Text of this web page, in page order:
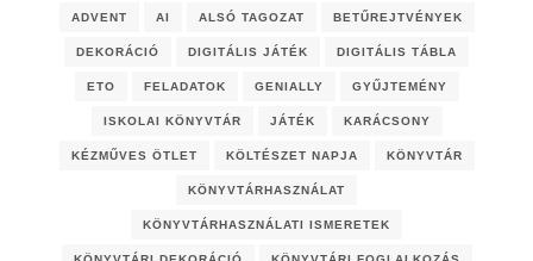
ADVENT AI ALSÓ TAGOZAT BETŰREJTVÉNYEK
DEKORÁCIÓ DIGITÁLIS JÁTÉK DIGITÁLIS TÁBLA
ETO FELADATOK GENIALLY GYŰJTEMÉNY
ISKOLAI KÖNYVTÁR JÁTÉK KARÁCSONY
KÉZMŰVES ÖTLET KÖLTÉSZET NAPJA KÖNYVTÁR
KÖNYVTÁRHASZNÁLAT
KÖNYVTÁRHASZNÁLATI ISMERETEK